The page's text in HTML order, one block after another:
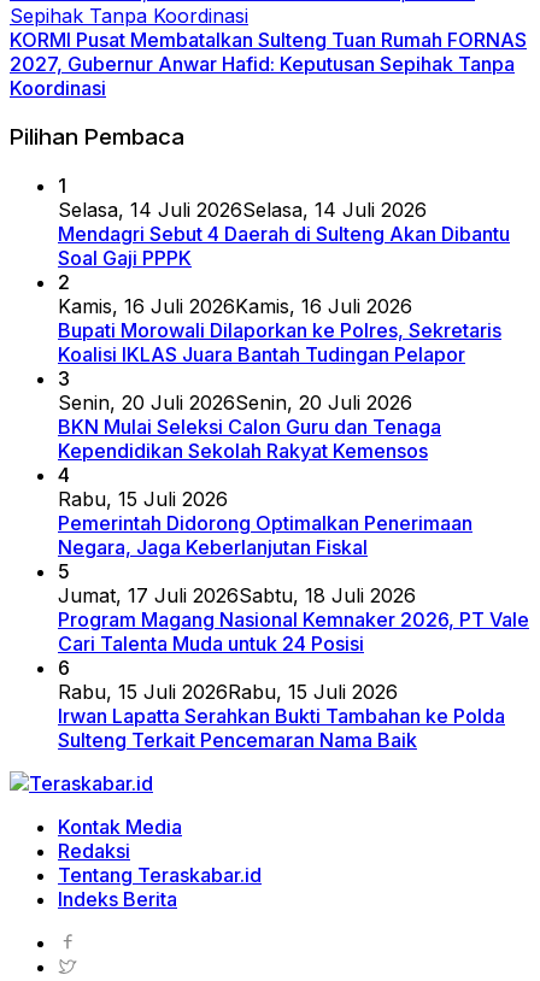
KORMI Pusat Membatalkan Sulteng Tuan Rumah FORNAS
2027, Gubernur Anwar Hafid: Keputusan Sepihak Tanpa
Koordinasi
Pilihan Pembaca
1
Selasa, 14 Juli 2026Selasa, 14 Juli 2026
Mendagri Sebut 4 Daerah di Sulteng Akan Dibantu
Soal Gaji PPPK
2
Kamis, 16 Juli 2026Kamis, 16 Juli 2026
Bupati Morowali Dilaporkan ke Polres, Sekretaris
Koalisi IKLAS Juara Bantah Tudingan Pelapor
3
Senin, 20 Juli 2026Senin, 20 Juli 2026
BKN Mulai Seleksi Calon Guru dan Tenaga
Kependidikan Sekolah Rakyat Kemensos
4
Rabu, 15 Juli 2026
Pemerintah Didorong Optimalkan Penerimaan
Negara, Jaga Keberlanjutan Fiskal
5
Jumat, 17 Juli 2026Sabtu, 18 Juli 2026
Program Magang Nasional Kemnaker 2026, PT Vale
Cari Talenta Muda untuk 24 Posisi
6
Rabu, 15 Juli 2026Rabu, 15 Juli 2026
Irwan Lapatta Serahkan Bukti Tambahan ke Polda
Sulteng Terkait Pencemaran Nama Baik
Kontak Media
Redaksi
Tentang Teraskabar.id
Indeks Berita